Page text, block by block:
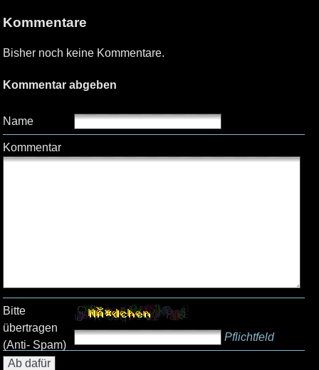
Kommentare
Bisher noch keine Kommentare.
Kommentar abgeben
Name
Kommentar
Bitte
übertragen
(Anti- Spam)
Pflichtfeld